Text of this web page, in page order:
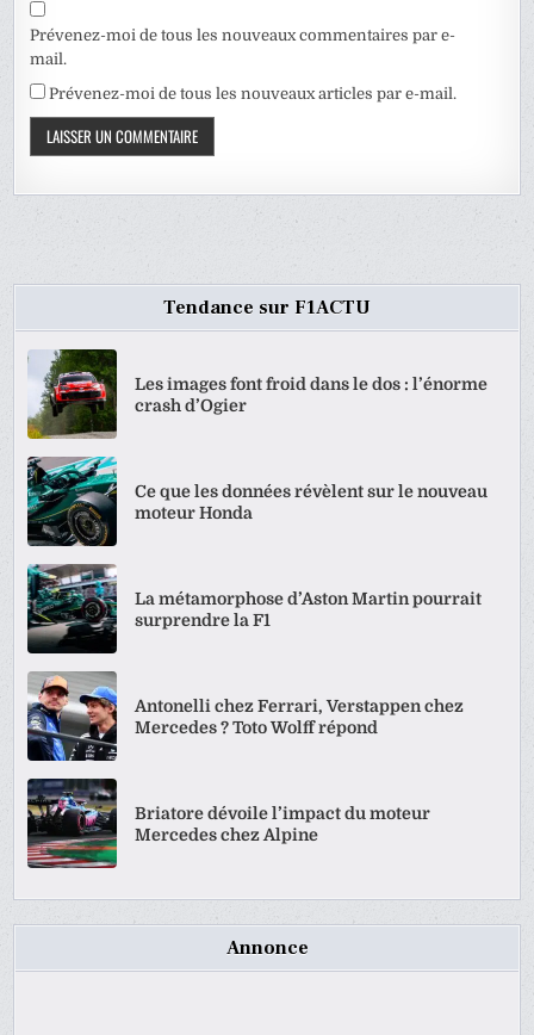
Prévenez-moi de tous les nouveaux commentaires par e-
mail.
Prévenez-moi de tous les nouveaux articles par e-mail.
Tendance sur F1ACTU
Les images font froid dans le dos : l’énorme
crash d’Ogier
Ce que les données révèlent sur le nouveau
moteur Honda
La métamorphose d’Aston Martin pourrait
surprendre la F1
Antonelli chez Ferrari, Verstappen chez
Mercedes ? Toto Wolff répond
Briatore dévoile l’impact du moteur
Mercedes chez Alpine
Annonce